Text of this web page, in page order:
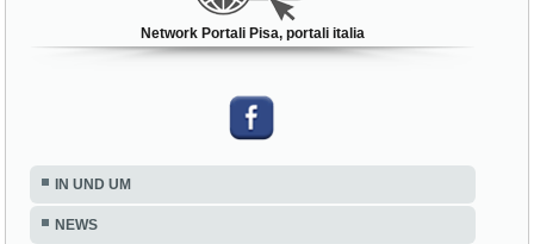
Network Portali Pisa, portali italia
IN UND UM
NEWS